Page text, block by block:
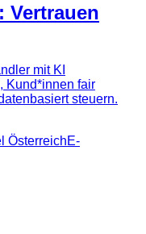
Vertrauen
mit KI
Kund*innen fair
steuern.
ÖsterreichE-